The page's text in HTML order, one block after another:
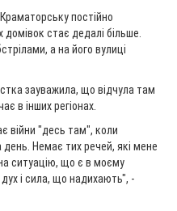
постійно
домівок стає дедалі більше.
а на його вулиці
зауважила, що відчула там
в інших регіонах.
війни "десь там", коли
день. Немає тих речей, які мене
ситуацію, що є в моєму
і сила, що надихають", -